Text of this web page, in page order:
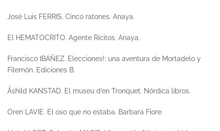
José Luis FERRIS. Cinco ratones. Anaya.
El HEMATOCRITO. Agente Ricitos. Anaya.
Francisco IBÁÑEZ. Elecciones!: una aventura de Mortadelo y
Filemón. Ediciones B.
Åshild KANSTAD. El museu d’en Tronquet. Nórdica libros.
Oren LAVIE. El oso que no estaba. Barbara Fiore.